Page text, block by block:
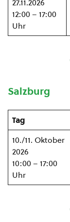
27.11.2026
12:00 – 17:00
Uhr
Salzburg
Tag
10./11. Oktober
2026
10:00 – 17:00
Uhr